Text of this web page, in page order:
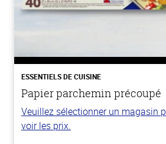
ESSENTIELS DE CUISINE
Papier parchemin précoupé
Veuillez sélectionner un magasin
voir les prix.